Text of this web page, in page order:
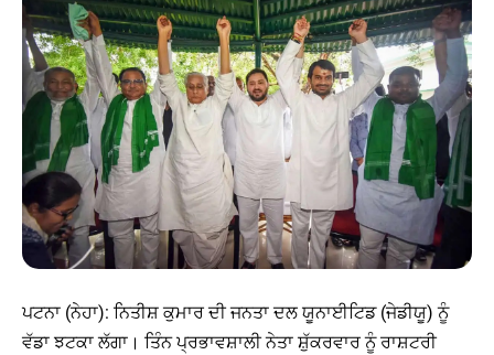
ਪਟਨਾ (ਨੇਹਾ): ਨਿਤੀਸ਼ ਕੁਮਾਰ ਦੀ ਜਨਤਾ ਦਲ ਯੂਨਾਈਟਿਡ (ਜੇਡੀਯੂ) ਨੂੰ
ਵੱਡਾ ਝਟਕਾ ਲੱਗਾ। ਤਿੰਨ ਪ੍ਰਭਾਵਸ਼ਾਲੀ ਨੇਤਾ ਸ਼ੁੱਕਰਵਾਰ ਨੂੰ ਰਾਸ਼ਟਰੀ